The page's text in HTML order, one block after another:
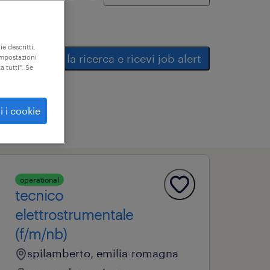
salva la ricerca e ricevi job alert
operational
tecnico
elettrostrumentale
(f/m/nb)
spilamberto, emilia-romagna
descritti,
tutti". Se
i cookie